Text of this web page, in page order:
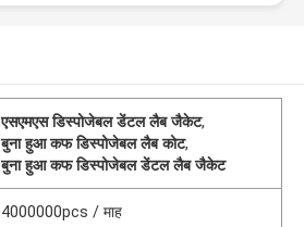
एसएमएस डिस्पोजेबल डेंटल लैब जैकेट,
बुना हुआ कफ डिस्पोजेबल लैब कोट,
बुना हुआ कफ डिस्पोजेबल डेंटल लैब जैकेट
4000000pcs / माह